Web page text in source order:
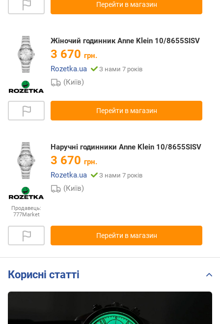
Перейти в магазин
Жіночий годинник Anne Klein 10/8655SISV
3 670 грн.
Rozetka.ua
З нами 7 років
(Київ)
Перейти в магазин
Продавець:
777Market
Наручні годинники Anne Klein 10/8655SISV
3 670 грн.
Rozetka.ua
З нами 7 років
(Київ)
Перейти в магазин
Корисні статті